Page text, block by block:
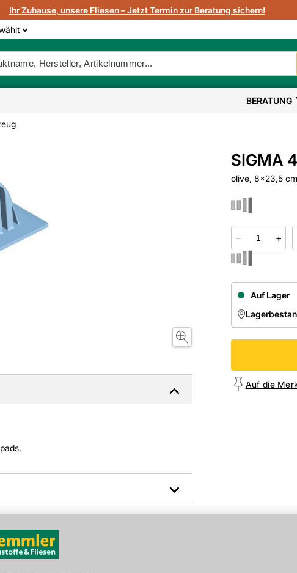
Ihr Zuhause, unsere Fliesen – Jetzt Termin zur Beratung sichern!
BERATUNG
SIGMA
olive, 8x23,5 cm
− +
Auf Lager
Auf die